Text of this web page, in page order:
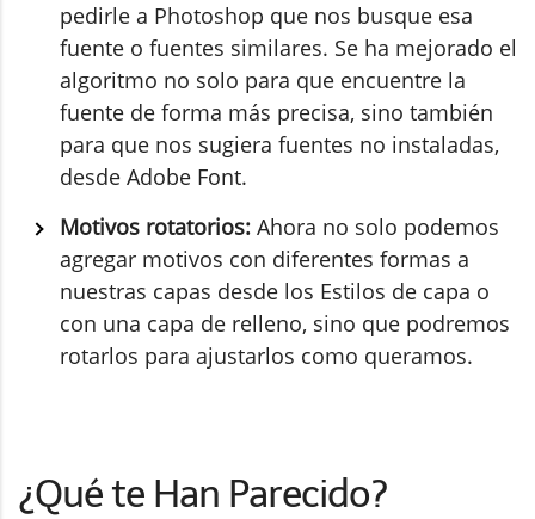
pedirle a Photoshop que nos busque esa
fuente o fuentes similares. Se ha mejorado el
algoritmo no solo para que encuentre la
fuente de forma más precisa, sino también
para que nos sugiera fuentes no instaladas,
desde Adobe Font.
Motivos rotatorios: Ahora no solo podemos
agregar motivos con diferentes formas a
nuestras capas desde los Estilos de capa o
con una capa de relleno, sino que podremos
rotarlos para ajustarlos como queramos.
¿Qué te Han Parecido?